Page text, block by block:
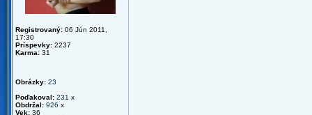
Registrovaný: 06 Jún 2011,
17:30
Príspevky: 2237
Karma: 31
Obrázky: 23
Poďakoval: 231 x
Obdržal: 926 x
Vek: 36